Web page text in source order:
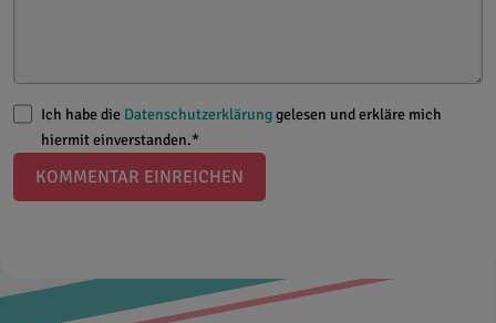
Ich habe die Datenschutzerklärunggelesen und erkläre mich
hiermit einverstanden.*
KOMMENTAR EINREICHEN